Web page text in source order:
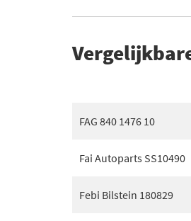
FAG 840 1476 10
Fai Autoparts SS10490
Febi Bilstein 180829